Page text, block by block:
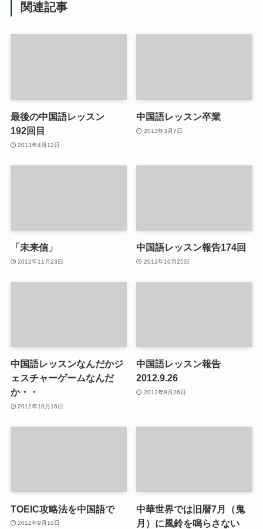
関連記事
最後の中国語レッスン
192回目
2013年4月12日
中国語レッスン卒業
2013年3月7日
「未来信」
2012年11月23日
中国語レッスン報告174回
2012年10月25日
中国語レッスンなんだかジ
ェスチャーゲームなんだ
か・・
2012年10月16日
中国語レッスン報告
2012.9.26
2012年9月26日
TOEIC攻略法を中国語で
2012年9月10日
中華世界では旧暦7月（鬼
月）に風鈴を鳴らさない